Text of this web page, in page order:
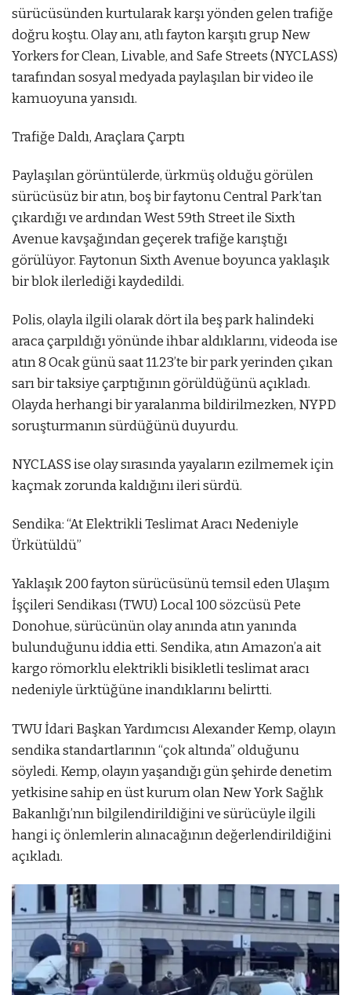
sürücüsünden kurtularak karşı yönden gelen trafiğe
doğru koştu. Olay anı, atlı fayton karşıtı grup New
Yorkers for Clean, Livable, and Safe Streets (NYCLASS)
tarafından sosyal medyada paylaşılan bir video ile
kamuoyuna yansıdı.
Trafiğe Daldı, Araçlara Çarptı
Paylaşılan görüntülerde, ürkmüş olduğu görülen
sürücüsüz bir atın, boş bir faytonu Central Park’tan
çıkardığı ve ardından West 59th Street ile Sixth
Avenue kavşağından geçerek trafiğe karıştığı
görülüyor. Faytonun Sixth Avenue boyunca yaklaşık
bir blok ilerlediği kaydedildi.
Polis, olayla ilgili olarak dört ila beş park halindeki
araca çarpıldığı yönünde ihbar aldıklarını, videoda ise
atın 8 Ocak günü saat 11.23’te bir park yerinden çıkan
sarı bir taksiye çarptığının görüldüğünü açıkladı.
Olayda herhangi bir yaralanma bildirilmezken, NYPD
soruşturmanın sürdüğünü duyurdu.
NYCLASS ise olay sırasında yayaların ezilmemek için
kaçmak zorunda kaldığını ileri sürdü.
Sendika: “At Elektrikli Teslimat Aracı Nedeniyle
Ürkütüldü”
Yaklaşık 200 fayton sürücüsünü temsil eden Ulaşım
İşçileri Sendikası (TWU) Local 100 sözcüsü Pete
Donohue, sürücünün olay anında atın yanında
bulunduğunu iddia etti. Sendika, atın Amazon’a ait
kargo römorklu elektrikli bisikletli teslimat aracı
nedeniyle ürktüğüne inandıklarını belirtti.
TWU İdari Başkan Yardımcısı Alexander Kemp, olayın
sendika standartlarının “çok altında” olduğunu
söyledi. Kemp, olayın yaşandığı gün şehirde denetim
yetkisine sahip en üst kurum olan New York Sağlık
Bakanlığı’nın bilgilendirildiğini ve sürücüyle ilgili
hangi iç önlemlerin alınacağının değerlendirildiğini
açıkladı.